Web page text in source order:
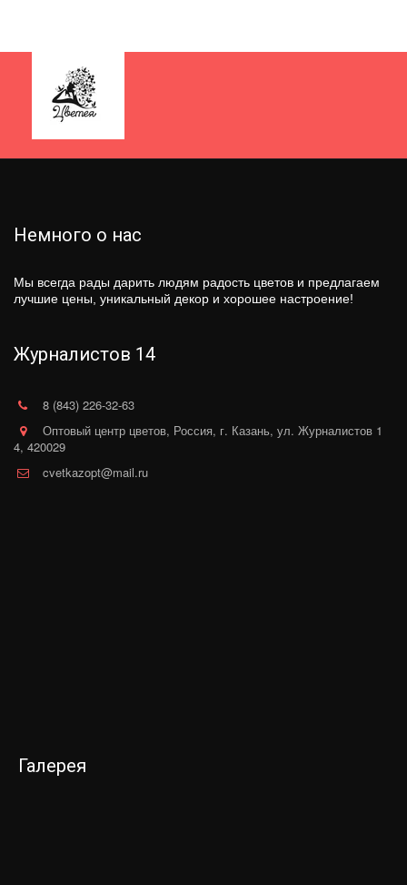
Немного о нас
Мы всегда рады дарить людям радость цветов и предлагаем
лучшие цены, уникальный декор и хорошее настроение!
Журналистов 14
8 (843) 226-32-63
Оптовый центр цветов, Россия, г. Казань, ул. Журналистов 1
4, 420029
cvetkazopt@mail.ru
Галерея